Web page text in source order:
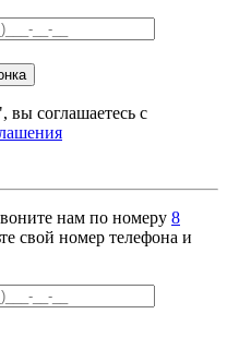
соглашаетесь с
нам по номеру 8
свой номер телефона и